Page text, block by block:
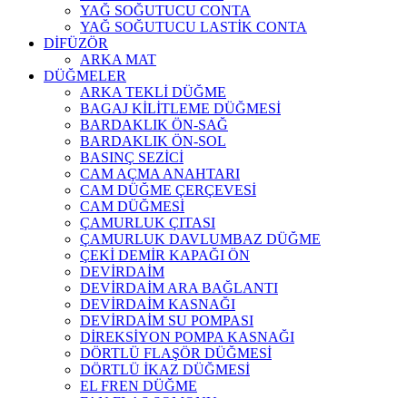
YAĞ SOĞUTUCU CONTA
YAĞ SOĞUTUCU LASTİK CONTA
DİFÜZÖR
ARKA MAT
DÜĞMELER
ARKA TEKLİ DÜĞME
BAGAJ KİLİTLEME DÜĞMESİ
BARDAKLIK ÖN-SAĞ
BARDAKLIK ÖN-SOL
BASINÇ SEZİCİ
CAM AÇMA ANAHTARI
CAM DÜĞME ÇERÇEVESİ
CAM DÜĞMESİ
ÇAMURLUK ÇITASI
ÇAMURLUK DAVLUMBAZ DÜĞME
ÇEKİ DEMİR KAPAĞI ÖN
DEVİRDAİM
DEVİRDAİM ARA BAĞLANTI
DEVİRDAİM KASNAĞI
DEVİRDAİM SU POMPASI
DİREKSİYON POMPA KASNAĞI
DÖRTLÜ FLAŞÖR DÜĞMESİ
DÖRTLÜ İKAZ DÜĞMESİ
EL FREN DÜĞME